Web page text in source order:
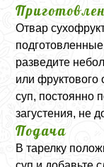
Отвар
разведите
или фруктового
суп, постоянно
загустения, не
Подача
В тарелку